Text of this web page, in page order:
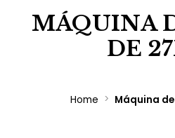
MÁQUINA
DE
Home Máquina